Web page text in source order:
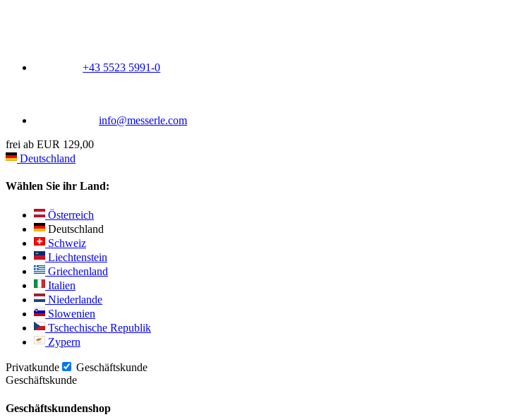
+43 5523 5991-0
info@messerle.com
frei ab EUR 129,00
Deutschland
Wählen Sie ihr Land:
Österreich
Deutschland
Schweiz
Liechtenstein
Griechenland
Italien
Niederlande
Slowenien
Tschechische Republik
Zypern
Privatkunde
Geschäftskunde
Geschäftskunde
Geschäftskundenshop